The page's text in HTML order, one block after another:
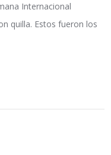
Internacional
quilla. Estos fueron los